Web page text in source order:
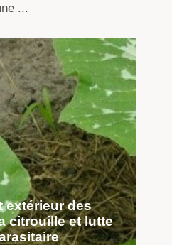
...
extérieur des
citrouille et lutte